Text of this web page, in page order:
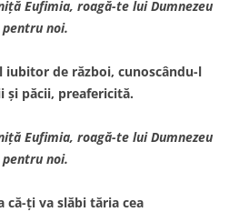
Eufimia, roagă-te lui Dumnezeu
pentru noi.
iubitor de război, cunoscându-l
şi păcii, preafericită.
Eufimia, roagă-te lui Dumnezeu
pentru noi.
că-ţi va slăbi tăria cea